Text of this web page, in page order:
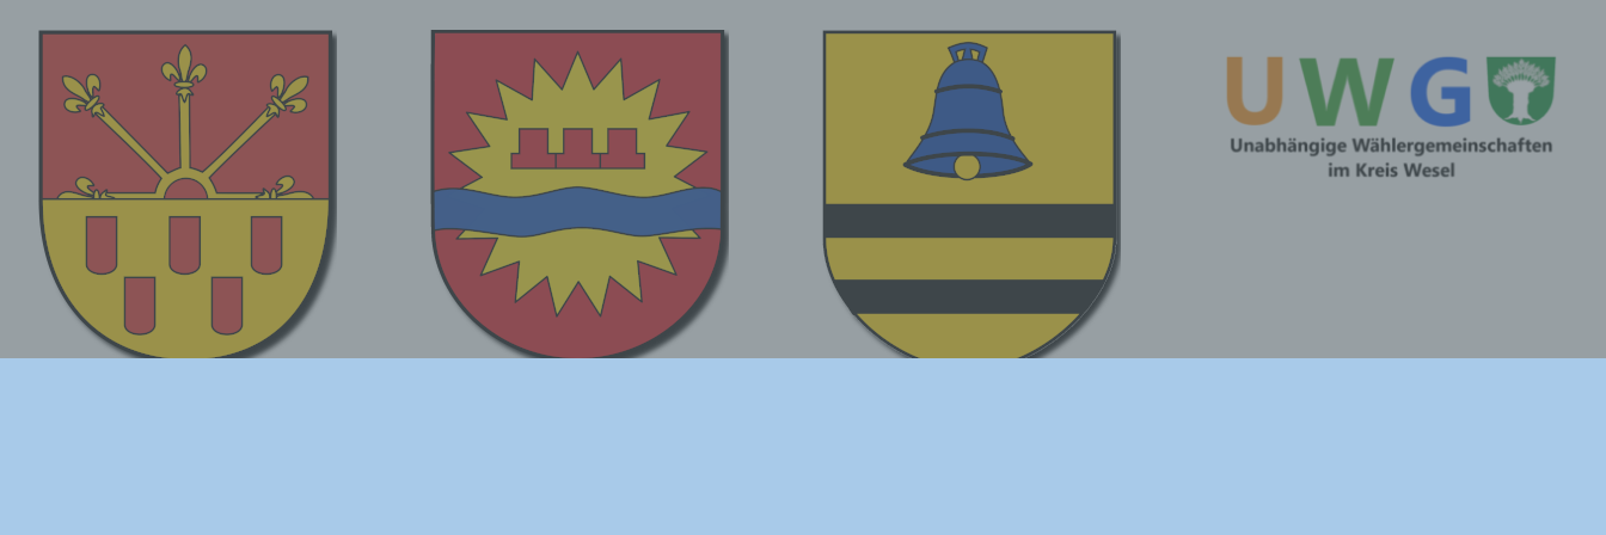
in einer Weise, auf welche die personenbezogenen Daten ohne
Hinzuziehung zusätzlicher Informationen nicht mehr einer
spezifischen betroffenen Person zugeordnet werden können, sofern
diese zusätzlichen Informationen gesondert aufbewahrt werden und
technischen und organisatorischen Maßnahmen unterliegen, die
gewährleisten, dass die personenbezogenen Daten nicht einer
identifizierten oder identifizierbaren natürlichen Person zugewiesen
werden.
g) Verantwortlicher oder für die Verarbeitung Verantwortlicher
Verantwortlicher oder für die Verarbeitung Verantwortlicher ist die
natürliche oder juristische Person, Behörde, Einrichtung oder andere
Stelle, die allein oder gemeinsam mit anderen über die Zwecke und
Mittel der Verarbeitung von personenbezogenen Daten entscheidet.